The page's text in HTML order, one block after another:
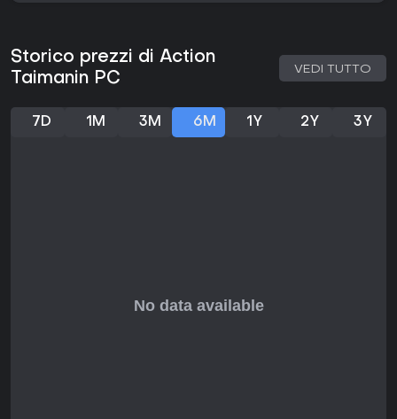
Storico prezzi di Action
Taimanin PC
VEDI TUTTO
7D 1M 3M 6M 1Y 2Y 3Y